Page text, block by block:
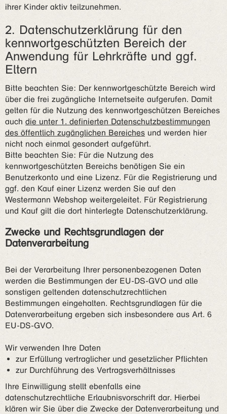
ihrer Kinder aktiv teilzunehmen.
2. Datenschutzerklärung für den
kennwortgeschützten Bereich der
Anwendung für Lehrkräfte und ggf.
Eltern
Bitte beachten Sie: Der kennwortgeschützte Bereich wird
über die frei zugängliche Internetseite aufgerufen. Damit
gelten für die Nutzung des kennwortgeschützen Bereiches
auch die unter 1. definierten Datenschutzbestimmungen
des öffentlich zugänglichen Bereiches und werden hier
nicht noch einmal gesondert aufgeführt.
Bitte beachten Sie: Für die Nutzung des
kennwortgeschützten Bereichs benötigen Sie ein
Benutzerkonto und eine Lizenz. Für die Registrierung und
ggf. den Kauf einer Lizenz werden Sie auf den
Westermann Webshop weitergeleitet. Für Registrierung
und Kauf gilt die dort hinterlegte Datenschutzerklärung.
Zwecke und Rechtsgrundlagen der
Datenverarbeitung
Bei der Verarbeitung Ihrer personenbezogenen Daten
werden die Bestimmungen der EU-DS-GVO und alle
sonstigen geltenden datenschutzrechtlichen
Bestimmungen eingehalten. Rechtsgrundlagen für die
Datenverarbeitung ergeben sich insbesondere aus Art. 6
EU-DS-GVO.
Wir verwenden Ihre Daten
zur Erfüllung vertraglicher und gesetzlicher Pflichten
zur Durchführung des Vertragsverhältnisses
Ihre Einwilligung stellt ebenfalls eine
datenschutzrechtliche Erlaubnisvorschrift dar. Hierbei
klären wir Sie über die Zwecke der Datenverarbeitung und